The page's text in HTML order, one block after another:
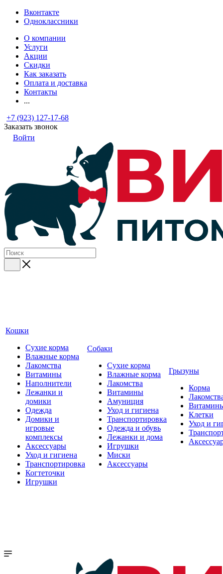
Вконтакте
Одноклассники
О компании
Услуги
Акции
Скидки
Как заказать
Оплата и доставка
Контакты
...
+7 (923) 127-17-68
Заказать звонок
Войти
Кошки
Сухие корма
Влажные корма
Лакомства
Витамины
Наполнители
Лежанки и
домики
Одежда
Домики и
игровые
комплексы
Аксессуары
Уход и гигиена
Транспортировка
Когтеточки
Игрушки
Собаки
Сухие корма
Влажные корма
Лакомства
Витамины
Амуниция
Уход и гигиена
Транспортировка
Одежда и обувь
Лежанки и дома
Игрушки
Миски
Аксессуары
Грызуны
Корма
Клетки
Уход и